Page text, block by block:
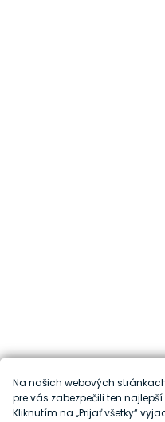
Na našich webových
pre vás zabezpečili ten najlepší
Kliknutím na „Prijať všetky“